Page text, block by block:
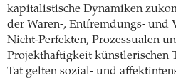
kapitalistische Dynamiken
der Waren-, Entfremdungs-
Nicht-Perfekten, Prozessualen
Projekthaftigkeit künstlerischen
Tat gelten sozial- und